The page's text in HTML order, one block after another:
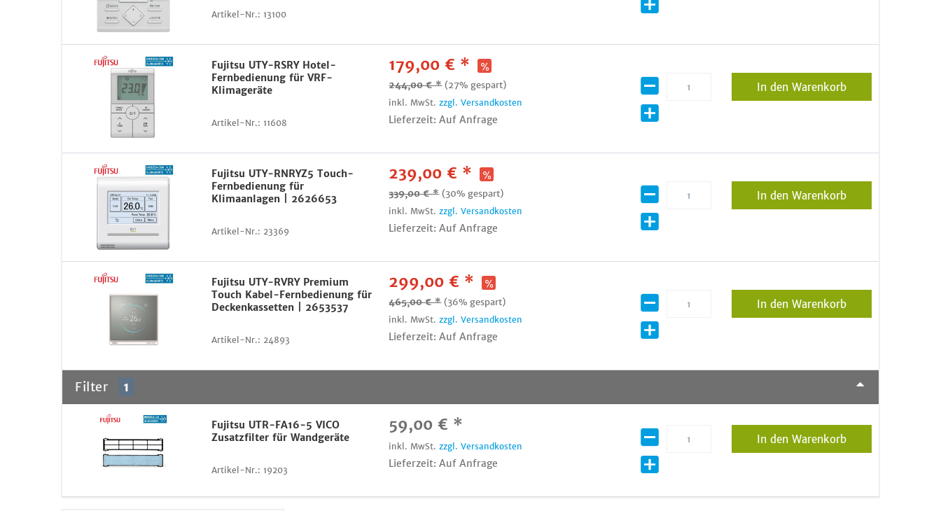
Artikel-Nr.: 13100
Fujitsu UTY-RSRY Hotel-
Fernbedienung für VRF-
Klimageräte
Artikel-Nr.: 11608
179,00 € *
244,00 € * (27% gespart)
inkl. MwSt.zzgl. Versandkosten
Lieferzeit: Auf Anfrage
In den Warenkorb
Fujitsu UTY-RNRYZ5 Touch-
Fernbedienung für
Klimaanlagen | 2626653
Artikel-Nr.: 23369
239,00 € *
339,00 € * (30% gespart)
inkl. MwSt.zzgl. Versandkosten
Lieferzeit: Auf Anfrage
In den Warenkorb
Fujitsu UTY-RVRY Premium
Touch Kabel-Fernbedienung für
Deckenkassetten | 2653537
Artikel-Nr.: 24893
299,00 € *
465,00 € * (36% gespart)
inkl. MwSt.zzgl. Versandkosten
Lieferzeit: Auf Anfrage
In den Warenkorb
Filter 1
Fujitsu UTR-FA16-5 VICO
Zusatzfilter für Wandgeräte
Artikel-Nr.: 19203
59,00 € *
inkl. MwSt.zzgl. Versandkosten
Lieferzeit: Auf Anfrage
In den Warenkorb